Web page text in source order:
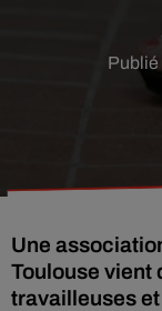
Publié
Une
Toulouse vient
travailleuses